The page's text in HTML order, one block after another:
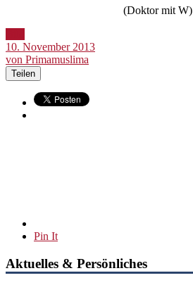
(Doktor mit W)
10. November 2013
von Primamuslima
Teilen
Pin It
Aktuelles & Persönliches